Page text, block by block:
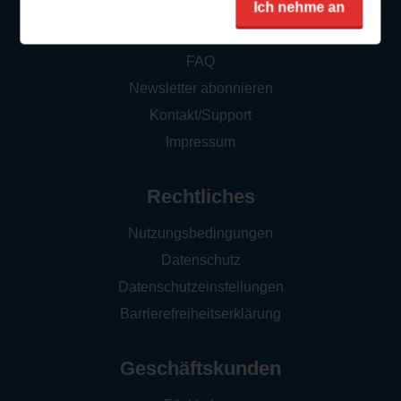
Ich nehme an
So funktioniert‘s
FAQ
Newsletter abonnieren
Kontakt/Support
Impressum
Rechtliches
Nutzungsbedingungen
Datenschutz
Datenschutzeinstellungen
Barrierefreiheitserklärung
Geschäftskunden